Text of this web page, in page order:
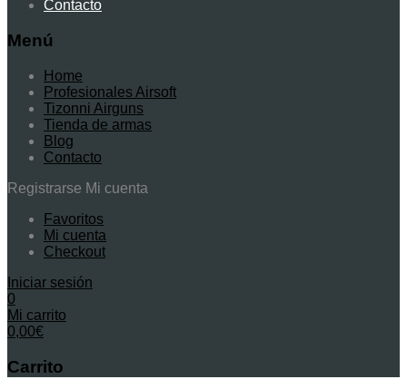
Contacto
Menú
Home
Profesionales Airsoft
Tizonni Airguns
Tienda de armas
Blog
Contacto
Registrarse Mi cuenta
Favoritos
Mi cuenta
Checkout
Iniciar sesión
0
Mi carrito
0,00€
Carrito